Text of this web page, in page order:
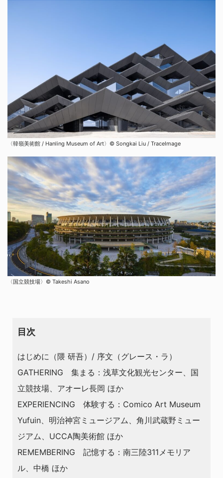
〈韓嶺美術館 / Hanling Museum of Art〉©︎ Songkai Liu / TraceImage
〈国立競技場〉© Takeshi Asano
目次
はじめに（隈 研吾）/ 序文（グレース・ラ）
GATHERING 集まる：浅草文化観光センター、国
立競技場、アオーレ長岡 ほか
EXPERIENCING 体験する：Comico Art Museum
Yufuin、明治神宮ミュージアム、角川武蔵野ミュー
ジアム、UCCA陶美術館 ほか
REMEMBERING 記憶する：南三陸311メモリア
ル、中橋 ほか